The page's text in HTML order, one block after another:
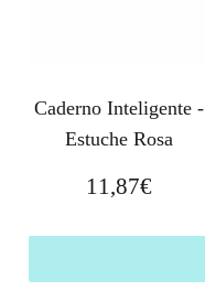
Caderno Inteligente -
Estuche Rosa
11,87€